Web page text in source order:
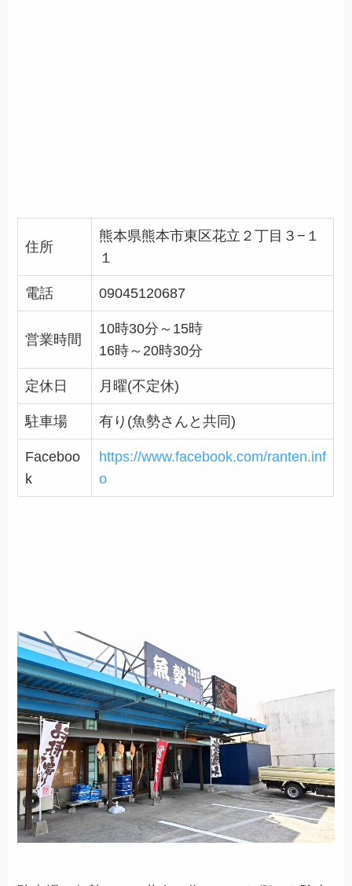
住所
熊本県熊本市東区花立２丁目３−１
１
電話 09045120687
営業時間
10時30分～15時
16時～20時30分
定休日 月曜(不定休)
駐車場 有り(魚勢さんと共同)
Faceboo
k
https://www.facebook.com/ranten.inf
o